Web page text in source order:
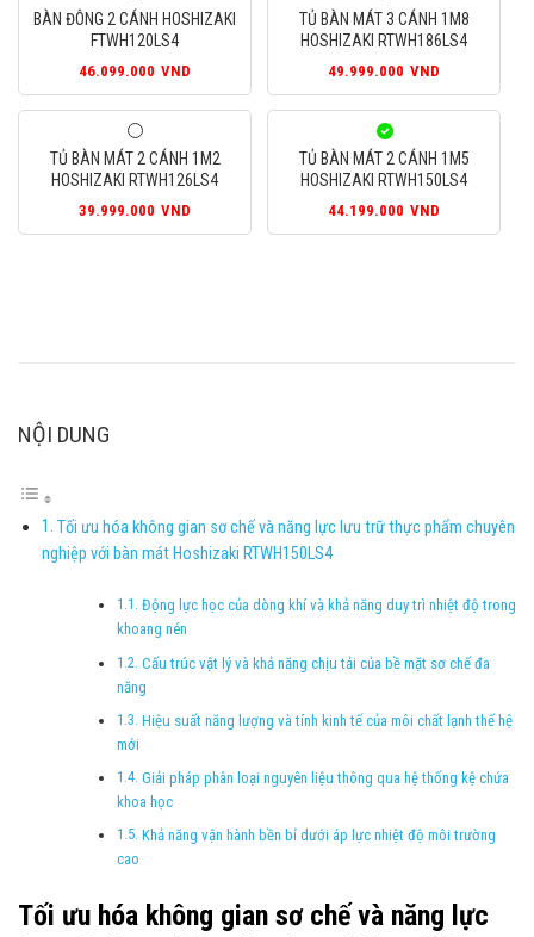
BÀN ĐÔNG 2 CÁNH HOSHIZAKI
FTWH120LS4
46.099.000 VND
TỦ BÀN MÁT 3 CÁNH 1M8
HOSHIZAKI RTWH186LS4
49.999.000 VND
TỦ BÀN MÁT 2 CÁNH 1M2
HOSHIZAKI RTWH126LS4
39.999.000 VND
TỦ BÀN MÁT 2 CÁNH 1M5
HOSHIZAKI RTWH150LS4
44.199.000 VND
NỘI DUNG
Tối ưu hóa không gian sơ chế và năng lực lưu trữ thực phẩm chuyên
nghiệp với bàn mát Hoshizaki RTWH150LS4
Động lực học của dòng khí và khả năng duy trì nhiệt độ trong
khoang nén
Cấu trúc vật lý và khả năng chịu tải của bề mặt sơ chế đa
năng
Hiệu suất năng lượng và tính kinh tế của môi chất lạnh thế hệ
mới
Giải pháp phân loại nguyên liệu thông qua hệ thống kệ chứa
khoa học
Khả năng vận hành bền bỉ dưới áp lực nhiệt độ môi trường
cao
Tối ưu hóa không gian sơ chế và năng lực